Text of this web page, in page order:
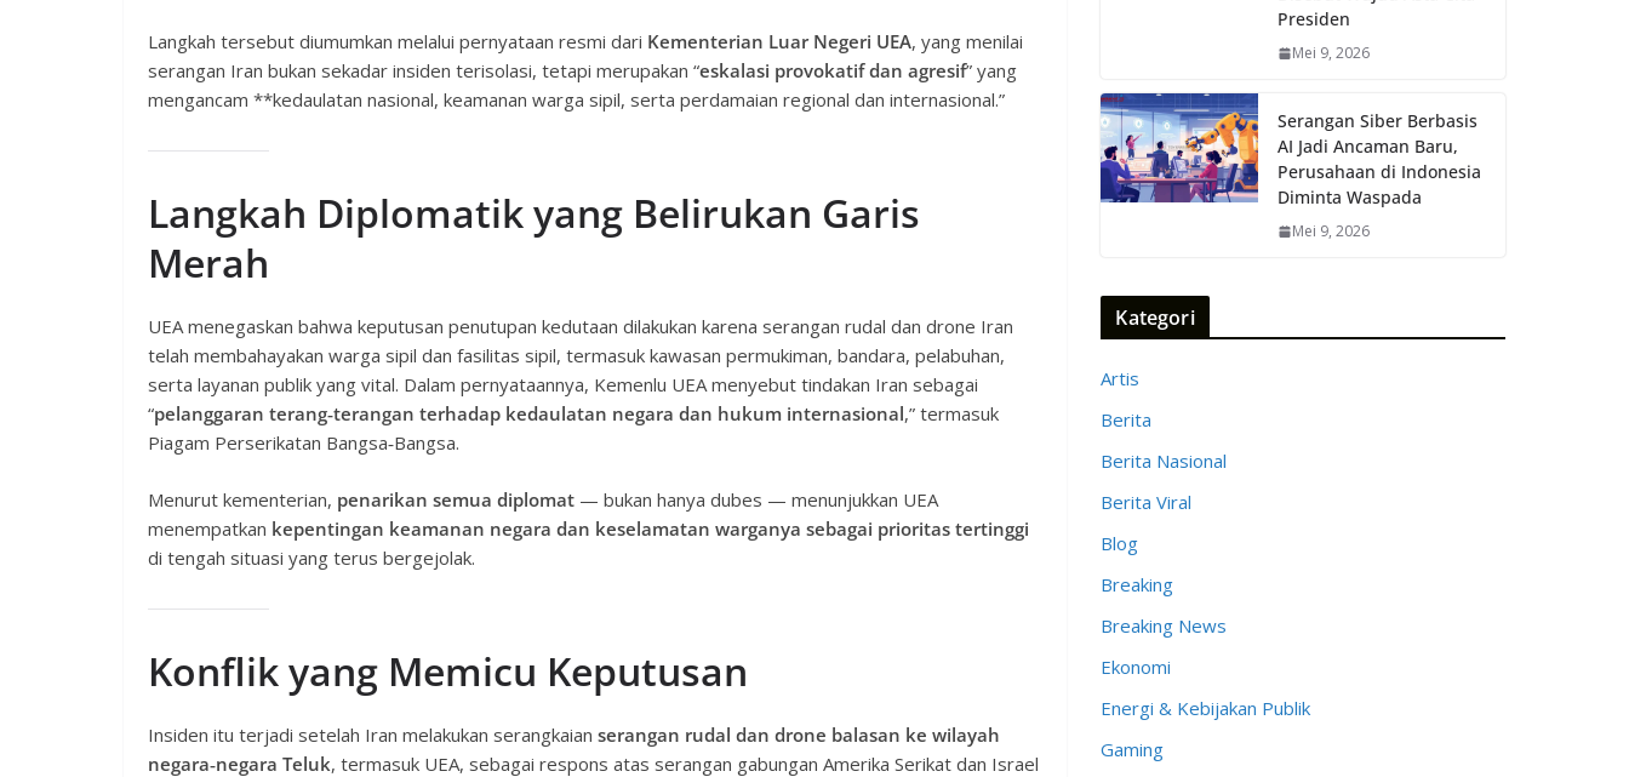
Langkah tersebut diumumkan melalui pernyataan resmi dari Kementerian Luar Negeri UEA, yang menilai
serangan Iran bukan sekadar insiden terisolasi, tetapi merupakan “eskalasi provokatif dan agresif” yang
mengancam **kedaulatan nasional, keamanan warga sipil, serta perdamaian regional dan internasional.”
Langkah Diplomatik yang Belirukan Garis
Merah
UEA menegaskan bahwa keputusan penutupan kedutaan dilakukan karena serangan rudal dan drone Iran
telah membahayakan warga sipil dan fasilitas sipil, termasuk kawasan permukiman, bandara, pelabuhan,
serta layanan publik yang vital. Dalam pernyataannya, Kemenlu UEA menyebut tindakan Iran sebagai
“pelanggaran terang‑terangan terhadap kedaulatan negara dan hukum internasional,” termasuk
Piagam Perserikatan Bangsa‑Bangsa.
Menurut kementerian, penarikan semua diplomat — bukan hanya dubes — menunjukkan UEA
menempatkan kepentingan keamanan negara dan keselamatan warganya sebagai prioritas tertinggi
di tengah situasi yang terus bergejolak.
Konflik yang Memicu Keputusan
Insiden itu terjadi setelah Iran melakukan serangkaian serangan rudal dan drone balasan ke wilayah
negara‑negara Teluk, termasuk UEA, sebagai respons atas serangan gabungan Amerika Serikat dan Israel
Presiden
Mei 9, 2026
Serangan Siber Berbasis
AI Jadi Ancaman Baru,
Perusahaan di Indonesia
Diminta Waspada
Mei 9, 2026
Kategori
Artis
Berita
Berita Nasional
Berita Viral
Blog
Breaking
Breaking News
Ekonomi
Energi & Kebijakan Publik
Gaming